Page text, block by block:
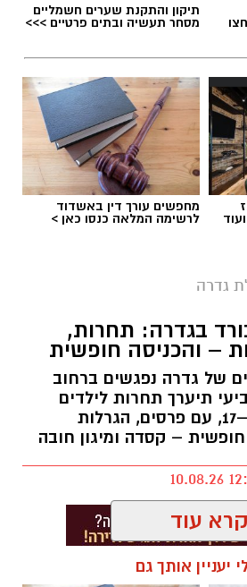
תיקון והתקנת שערים חשמליים
מסחר תעשיה ובתים פרטיים >>>
מחפשים עורך דין באשדוד
לרשימה המלאה כנסו כאן >
גדרה
בגדרה: תחרות,
– והכניסה חופשית
של גדרה נפגשים ברחוב
תיערך תחרות לילדים
ולבני נוער בגילי 8–17, עם פרסים, הגרלות
– קסדה ומיגון חובה
קרא עוד
יעניין אותך גם